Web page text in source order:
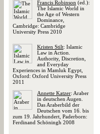
Francis Robinson (ed.):
The Islamic World in
the Age of Western
Dominance,
Cambridge: Cambridge
University Press 2010
Kristen Stilt: Islamic
Law in Action.
Authority, Discretion,
and Everyday
Experiences in Mamluk Egypt,
Oxford: Oxford University Press
2011
Annette Katzer: Araber
in deutschen Augen.
Das Araberbild der
Deutschen vom 16. bis
zum 19. Jahrhundert, Paderborn:
Ferdinand Schöningh 2008